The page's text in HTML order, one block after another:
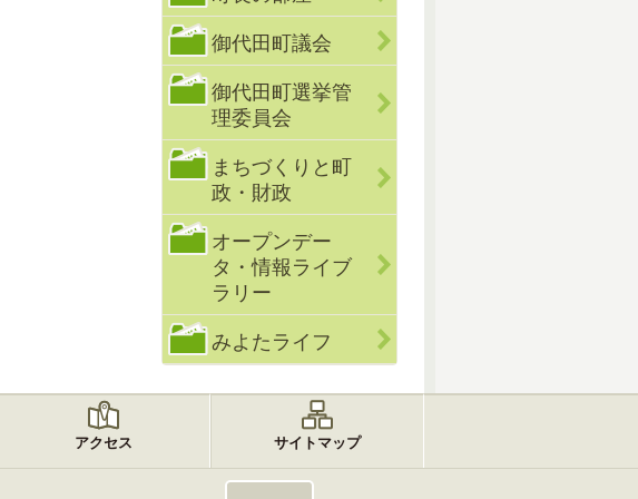
御代田町議会
御代田町選挙管
理委員会
まちづくりと町
政・財政
オープンデー
タ・情報ライブ
ラリー
みよたライフ
アクセス サイトマップ